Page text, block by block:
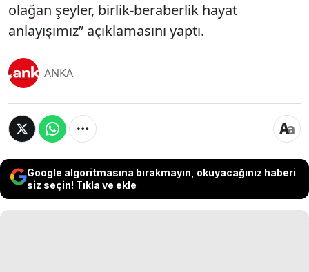
olağan şeyler, birlik-beraberlik hayat
anlayışımız” açıklamasını yaptı.
ANKA
Google algoritmasına bırakmayın, okuyacağınız haberi
siz seçin! Tıkla ve ekle